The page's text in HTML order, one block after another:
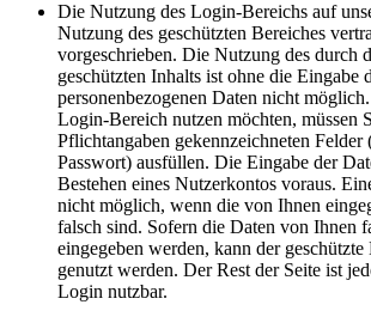
Die Nutzung des Login-Bereichs auf
Nutzung des geschützten Bereiches
vorgeschrieben. Die Nutzung des durch
geschützten Inhalts ist ohne die Eingabe
personenbezogenen Daten nicht
Login-Bereich nutzen möchten, müssen
Pflichtangaben gekennzeichneten Felder
Passwort) ausfüllen. Die Eingabe der
Bestehen eines Nutzerkontos voraus.
nicht möglich, wenn die von Ihnen
falsch sind. Sofern die Daten von Ihnen
eingegeben werden, kann der
genutzt werden. Der Rest der Seite ist
Login nutzbar.